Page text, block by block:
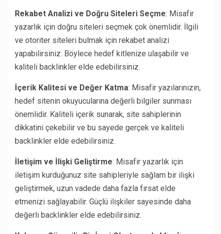
Rekabet Analizi ve Doğru Siteleri Seçme: Misafir
yazarlık için doğru siteleri seçmek çok önemlidir. İlgili
ve otoriter siteleri bulmak için rekabet analizi
yapabilirsiniz. Böylece hedef kitlenize ulaşabilir ve
kaliteli backlinkler elde edebilirsiniz.
İçerik Kalitesi ve Değer Katma: Misafir yazılarınızın,
hedef sitenin okuyucularına değerli bilgiler sunması
önemlidir. Kaliteli içerik sunarak, site sahiplerinin
dikkatini çekebilir ve bu sayede gerçek ve kaliteli
backlinkler elde edebilirsiniz.
İletişim ve İlişki Geliştirme: Misafir yazarlık için
iletişim kurduğunuz site sahipleriyle sağlam bir ilişki
geliştirmek, uzun vadede daha fazla fırsat elde
etmenizi sağlayabilir. Güçlü ilişkiler sayesinde daha
değerli backlinkler elde edebilirsiniz.